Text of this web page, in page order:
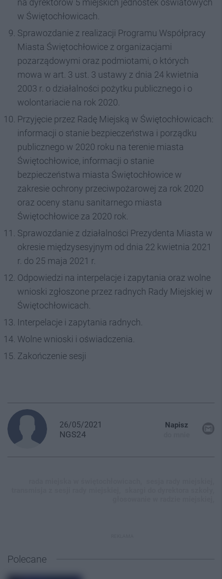
w Świętochłowicach.
Sprawozdanie z realizacji Programu Współpracy
Miasta Świętochłowice z organizacjami
pozarządowymi oraz podmiotami, o których
mowa w art. 3 ust. 3 ustawy z dnia 24 kwietnia
2003 r. o działalności pożytku publicznego i o
wolontariacie na rok 2020.
Przyjęcie przez Radę Miejską w Świętochłowicach:
informacji o stanie bezpieczeństwa i porządku
publicznego w 2020 roku na terenie miasta
Świętochłowice, informacji o stanie
bezpieczeństwa miasta Świętochłowice w
zakresie ochrony przeciwpożarowej za rok 2020
oraz oceny stanu sanitarnego miasta
Świętochłowice za 2020 rok.
Sprawozdanie z działalności Prezydenta Miasta w
okresie międzysesyjnym od dnia 22 kwietnia 2021
r. do 25 maja 2021 r.
Odpowiedzi na interpelacje i zapytania oraz wolne
wnioski zgłoszone przez radnych Rady Miejskiej w
Świętochłowicach.
Interpelacje i zapytania radnych.
Wolne wnioski i oświadczenia.
Zakończenie sesji
26/05/2021
NGS24
Napisz
Polecane